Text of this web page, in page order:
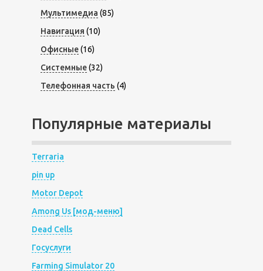
Мультимедиа (85)
Навигация (10)
Офисные(16)
Системные(32)
Телефонная часть (4)
Популярные материалы
Terraria
pin up
Motor Depot
Among Us [мод-меню]
Dead Cells
Госуслуги
Farming Simulator 20